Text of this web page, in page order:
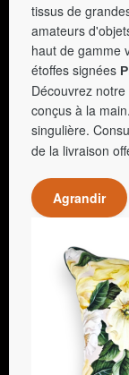
tissus de
amateurs
haut de gamme
étoffes signées
Découvrez
conçus à la
singulière.
de la livraison
Agrandir